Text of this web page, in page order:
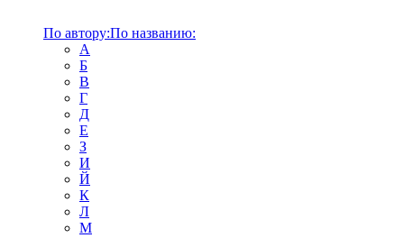
По автору:По названию:
А
Б
В
Г
Д
Е
З
И
Й
К
Л
М